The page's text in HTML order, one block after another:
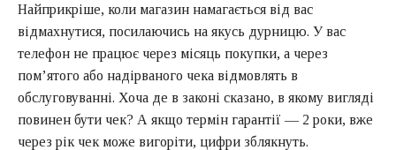
Найприкріше, коли магазин намагається від вас
відмахнутися, посилаючись на якусь дурницю. У вас
телефон не працює через місяць покупки, а через
пом’ятого або надірваного чека відмовлять в
обслуговуванні. Хоча де в законі сказано, в якому вигляді
повинен бути чек? А якщо термін гарантії — 2 роки, вже
через рік чек може вигоріти, цифри зблякнуть.